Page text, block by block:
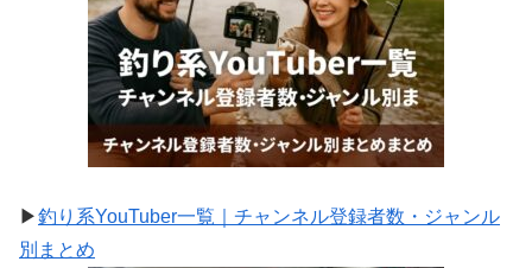
▶釣り系YouTuber一覧｜チャンネル登録者数・ジャンル
別まとめ